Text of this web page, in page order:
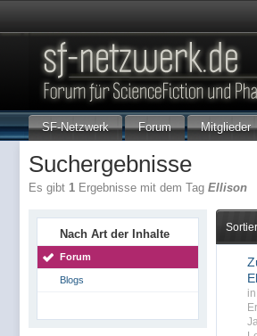
SF-Netzwerk Forum Mitglieder
Suchergebnisse
Es gibt 1 Ergebnisse mit dem Tag Ellison
Nach Art der Inhalte
Forum
Blogs
in